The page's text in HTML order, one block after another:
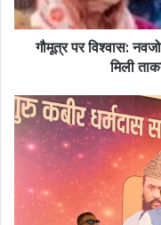
कहना
–
से
मिली
ताकत,
निबटने
गौमूत्र पर विश्वास:
मिली
कबीरपंथ
का
छत्तीसगढ़
जनजीवन
में